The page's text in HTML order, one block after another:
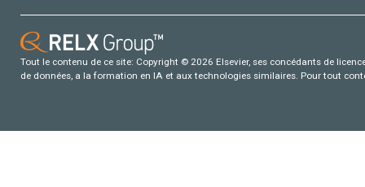
Tout le contenu de ce site: Copyright © 2026 Elsevier, ses concédants de
de données, a la formation en IA et aux technologies similaires. Pour tout